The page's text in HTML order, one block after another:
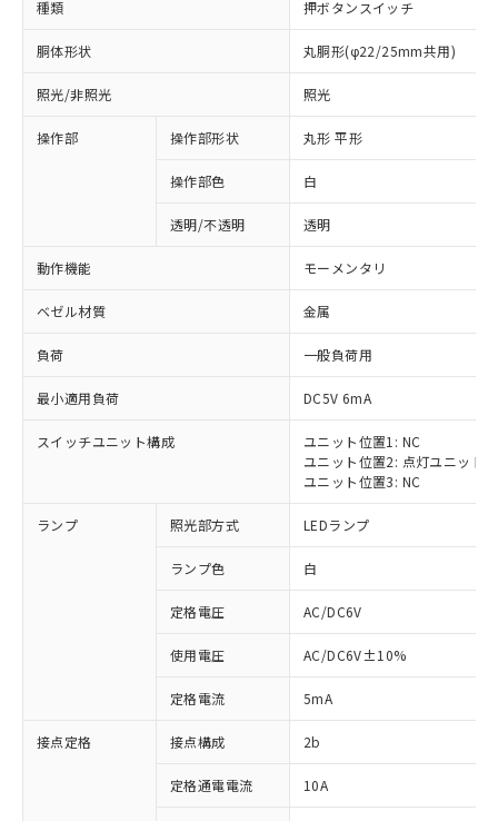
種類 押ボタンスイッチ
胴体形状 丸胴形(φ22/25mm共用)
照光/非照光 照光
操作部 操作部形状 丸形 平形
操作部色 白
透明/不透明 透明
動作機能 モーメンタリ
ベゼル材質 金属
負荷 一般負荷用
最小適用負荷 DC5V 6mA
スイッチユニット構成
ユニット位置1: NC
ユニット位置2: 点灯ユニット
ユニット位置3: NC
ランプ 照光部方式 LEDランプ
ランプ色 白
定格電圧 AC/DC6V
使用電圧 AC/DC6V±10%
定格電流 5mA
接点定格 接点構成 2b
定格通電電流 10A
ご利用条件
以下の条件をお読みいただき、同意のうえ
ご利用ください。
商品の当社在庫状況および標準価格
(税抜)を提供させていただくもので
対応済み：EU RoHS指令（10物質）の
非含有に対応した製品が提供可能な商品で
対応予定：EU RoHS指令（10物質）の非含
有に対応した製品に切り替える予定のある
対応予定なし：EU RoHS指令（10物質）の
非含有に非対応の商品で、対応品を出す予
定はありません。
調査・確認中：EU RoHS指令（10物質）の
非含有の対応状況を調査中または確認中の
非該当品：ライセンス料など無形物で、有
害物質有無と関係のない商品です。
※1 中国RoHS○×表
「○」：最大均質材料含有率が中国RoHSの
基準値以下であることを示します。